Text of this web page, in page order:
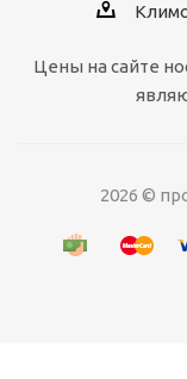
Цены на сайте
2026 ©